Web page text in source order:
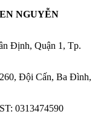
NGUYỄN
Định, Quận 1, Tp.
Đội Cấn, Ba Đình,
0313474590